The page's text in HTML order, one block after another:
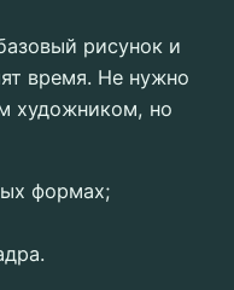
рисунок и
время. Не нужно
художником, но
формах;